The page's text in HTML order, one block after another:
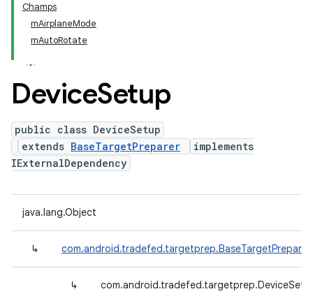
Champs
mAirplaneMode
mAutoRotate
DeviceSetup
public class DeviceSetup
extends BaseTargetPreparer
implements
IExternalDependency
java.lang.Object
↳ com.android.tradefed.targetprep.BaseTargetPreparer
↳